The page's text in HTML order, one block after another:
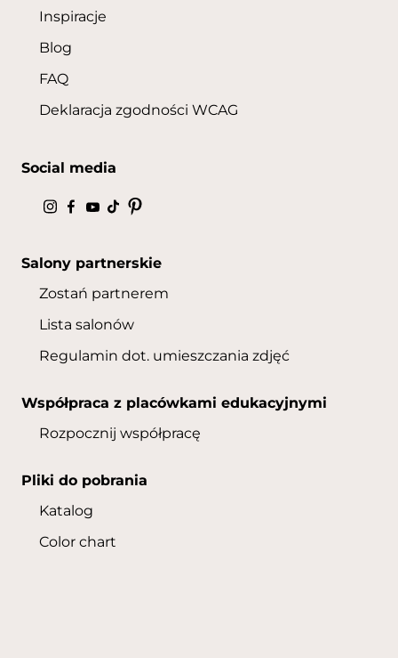
Inspiracje
Blog
FAQ
Deklaracja zgodności WCAG
Social media
Salony partnerskie
Zostań partnerem
Lista salonów
Regulamin dot. umieszczania zdjęć
Współpraca z placówkami edukacyjnymi
Rozpocznij współpracę
Pliki do pobrania
Katalog
Color chart